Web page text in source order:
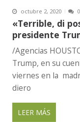
octubre 2, 2020 0
«Terrible, di
presidente
/Agencias
Trump, en su
viernes en la
diero
LEER MÁS